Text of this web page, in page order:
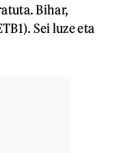
Bihar,
Sei luze eta